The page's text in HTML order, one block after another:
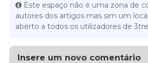
Este espaço não é uma zona de
autores dos artigos mas sim um
aberto a todos os utilizadores de
Insere um novo comentário